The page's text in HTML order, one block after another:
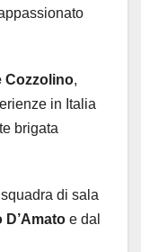
Cozzolino,
in Italia
brigata
di sala
D’Amato e dal